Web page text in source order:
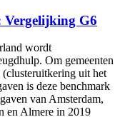
G6
wordt
Om gemeenten
uit het
is deze benchmark
van Amsterdam,
en Almere in 2019